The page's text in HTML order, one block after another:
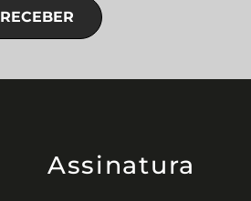
RECEBER
Assinatura